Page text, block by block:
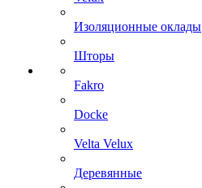
Изоляционные оклады
Шторы
Fakro
Docke
Velta Velux
Деревянные